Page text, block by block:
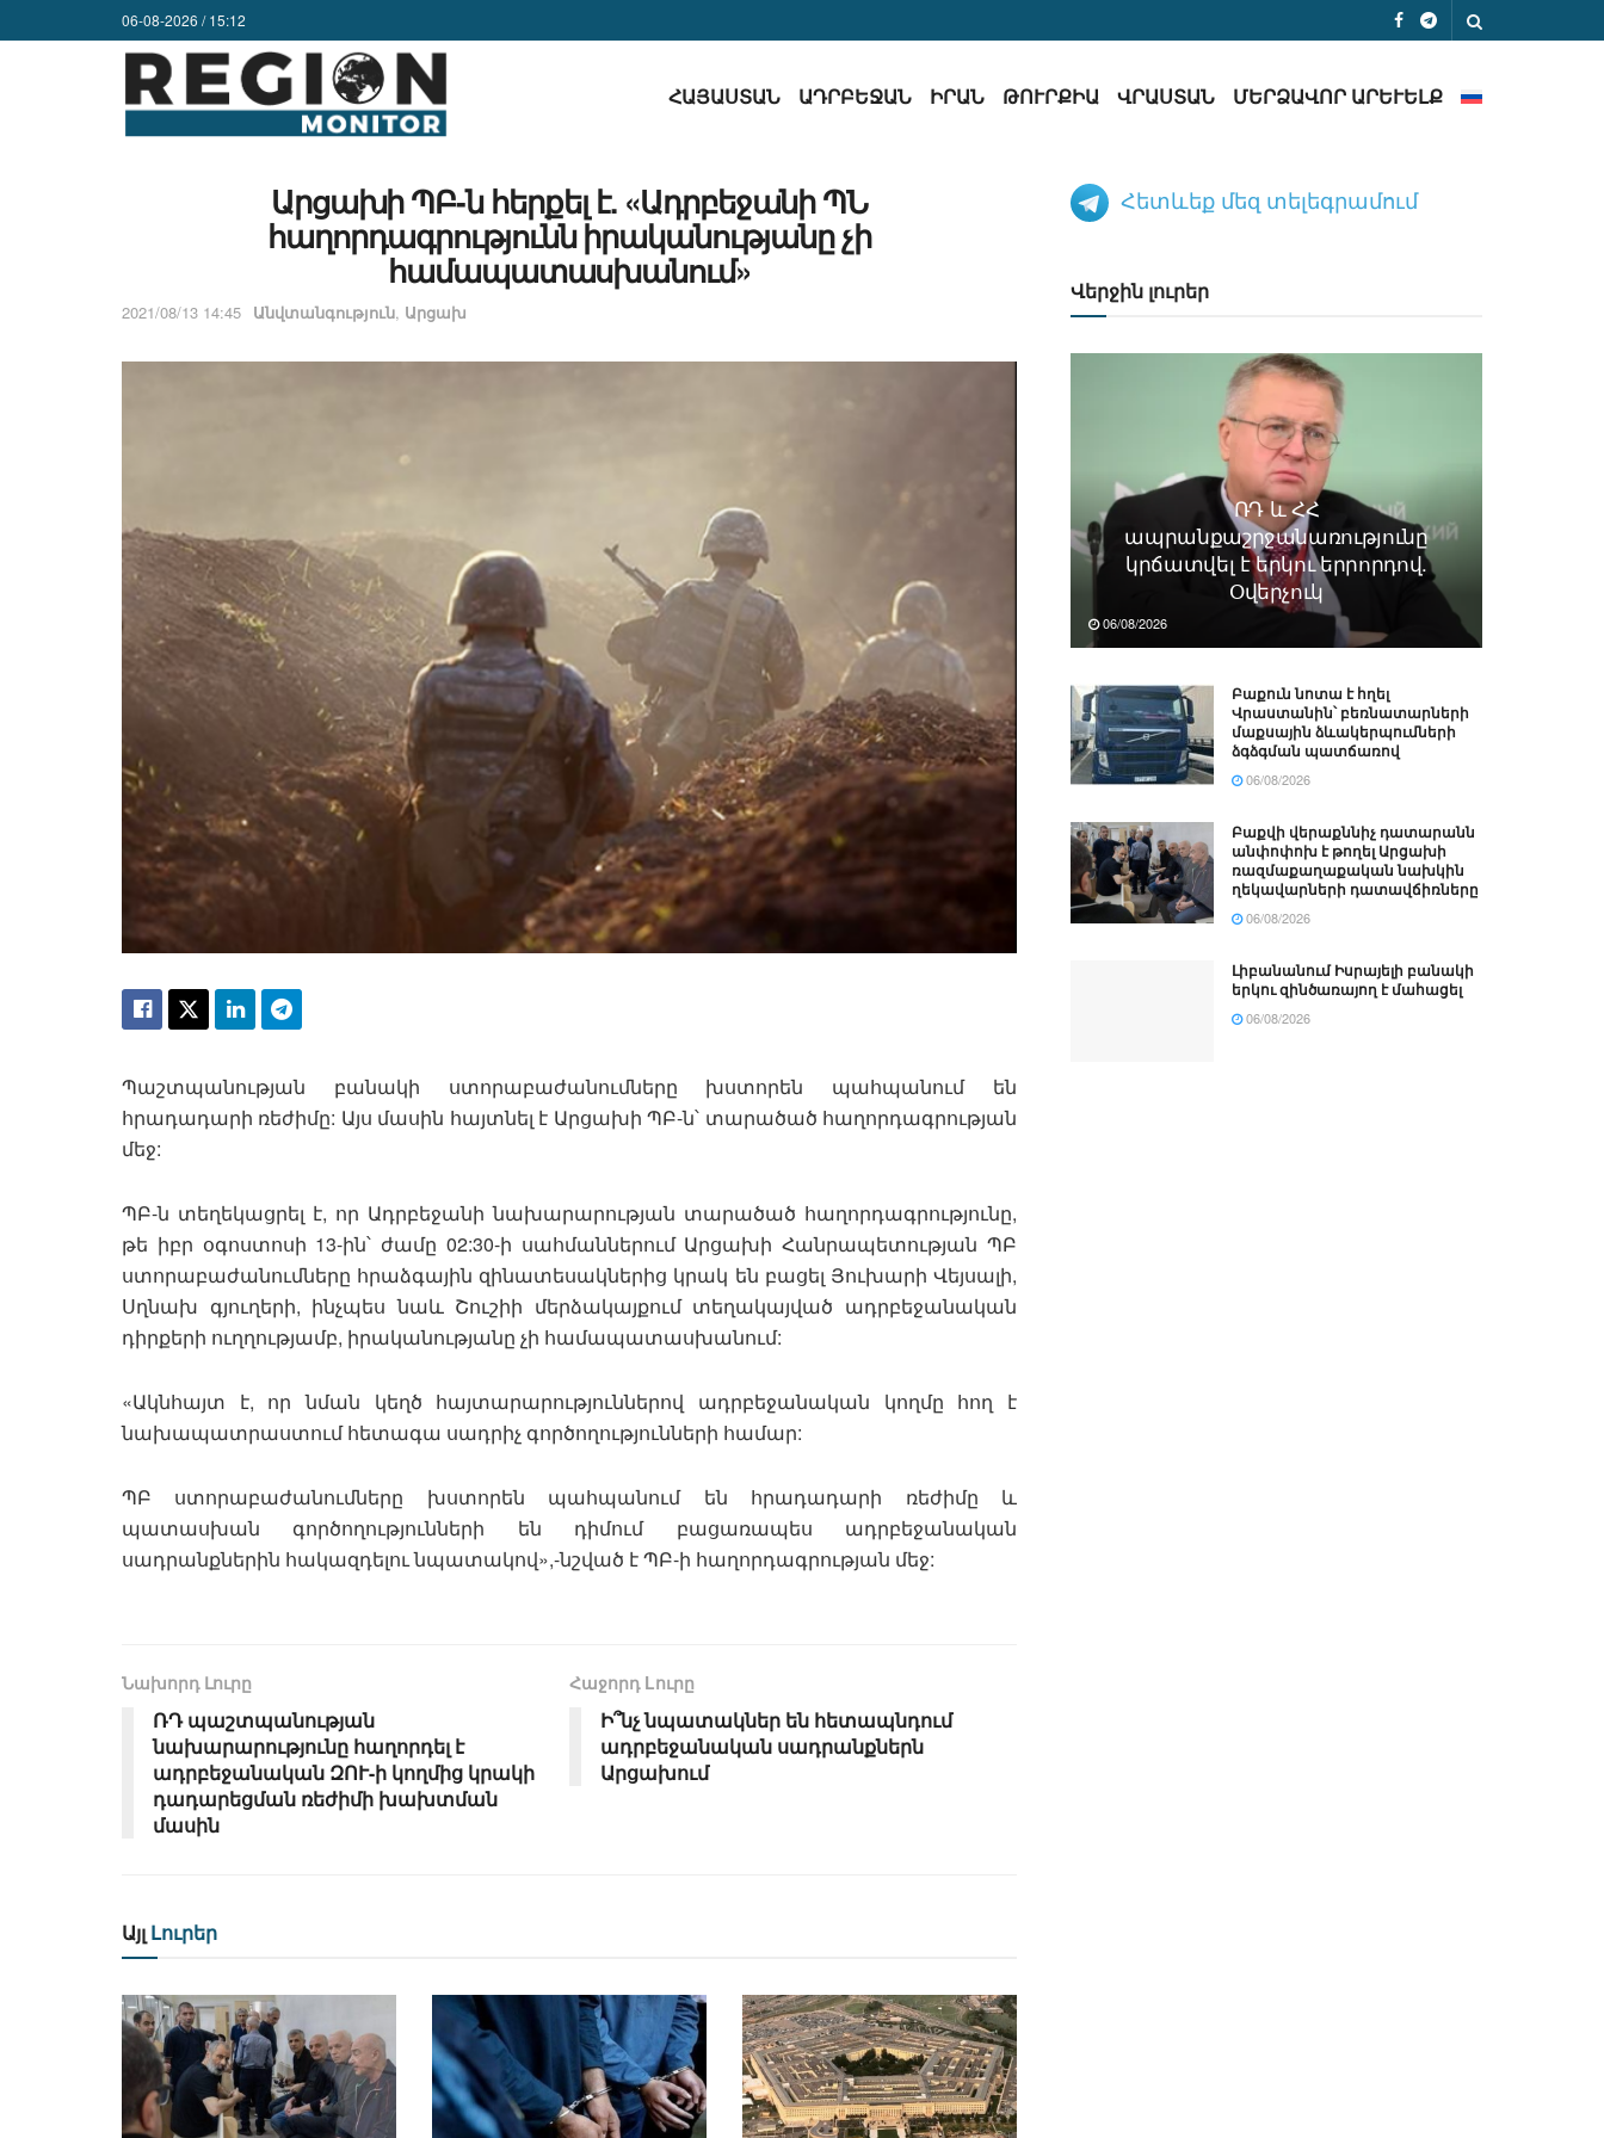
06-08-2026 / 15:12
ՀԱՅԱՍՏԱՆ ԱԴՐԲԵՋԱՆ ԻՐԱՆ ԹՈՒՐՔԻԱ ՎՐԱՍՏԱՆ ՄԵՐՁԱՎՈՐ ԱՐԵՒԵԼՔ
Արցախի ՊԲ-ն հերքել է. «Ադրբեջանի ՊՆ
հաղորդագրությունն իրականությանը չի
համապատասխանում»
2021/08/13 14:45 Անվտանգություն, Արցախ
Պաշտպանության բանակի ստորաբաժանումները խստորեն պահպանում են
հրադադարի ռեժիմը: Այս մասին հայտնել է Արցախի ՊԲ-ն՝ տարածած հաղորդագրության
մեջ:
ՊԲ-ն տեղեկացրել է, որ Ադրբեջանի նախարարության տարածած հաղորդագրությունը,
թե իբր օգոստոսի 13-ին՝ ժամը 02:30-ի սահմաններում Արցախի Հանրապետության ՊԲ
ստորաբաժանումները հրաձգային զինատեսակներից կրակ են բացել Յուխարի Վեյսալի,
Սղնախ գյուղերի, ինչպես նաև Շուշիի մերձակայքում տեղակայված ադրբեջանական
դիրքերի ուղղությամբ, իրականությանը չի համապատասխանում:
«Ակնհայտ է, որ նման կեղծ հայտարարություններով ադրբեջանական կողմը հող է
նախապատրաստում հետագա սադրիչ գործողությունների համար:
ՊԲ ստորաբաժանումները խստորեն պահպանում են հրադադարի ռեժիմը և
պատասխան գործողությունների են դիմում բացառապես ադրբեջանական
սադրանքներին հակազդելու նպատակով»,-նշված է ՊԲ-ի հաղորդագրության մեջ:
Նախորդ Լուրը
ՌԴ պաշտպանության
նախարարությունը հաղորդել է
ադրբեջանական ԶՈՒ-ի կողմից կրակի
դադարեցման ռեժիմի խախտման
մասին
Հաջորդ Lուրը
Ի՞նչ նպատակներ են հետապնդում
ադրբեջանական սադրանքներն
Արցախում
Այլ Լուրեր
Հետևեք մեզ տելեգրամում
Վերջին լուրեր
ՌԴ և ՀՀ
ապրանքաշրջանառությունը
կրճատվել է երկու երրորդով.
Օվերչուկ
06/08/2026
Բաքուն նոտա է հղել
Վրաստանին՝ բեռնատարների
մաքսային ձևակերպումների
ձգձգման պատճառով
06/08/2026
Բաքվի վերաքննիչ դատարանն
անփոփոխ է թողել Արցախի
ռազմաքաղաքական նախկին
ղեկավարների դատավճիռները
06/08/2026
Լիբանանում Իսրայելի բանակի
երկու զինծառայող է մահացել
06/08/2026